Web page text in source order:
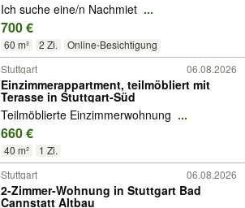
Ich suche eine/n Nachmiet ...
700 €
60 m² 2 Zi. Online-Besichtigung
Stuttgart 06.08.2026
Einzimmerappartment, teilmöbliert mit
Terasse in Stuttgart-Süd
Teilmöblierte Einzimmerwohnung ...
660 €
40 m² 1 Zi.
Stuttgart 06.08.2026
2-Zimmer-Wohnung in Stuttgart Bad
Cannstatt Altbau